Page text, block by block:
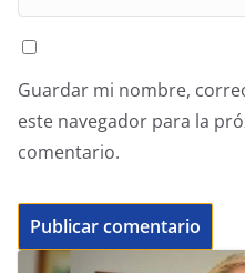
Guardar mi nombre,
este navegador para la
comentario.